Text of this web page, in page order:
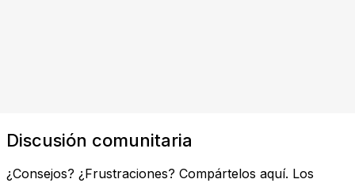
Discusión comunitaria
¿Consejos? ¿Frustraciones? Compártelos aquí. Los